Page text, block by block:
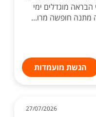
מוגדלים ימי
הגשת מועמדות
27/07/2026